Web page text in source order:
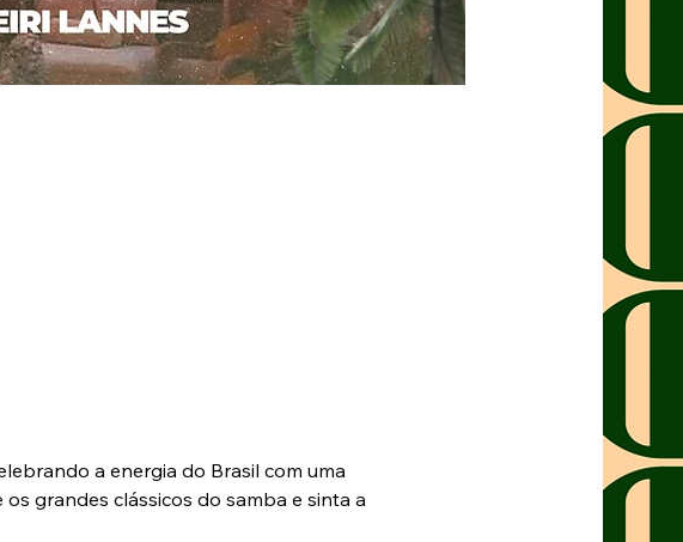
a energia do Brasil com uma
grandes clássicos do samba e sinta a